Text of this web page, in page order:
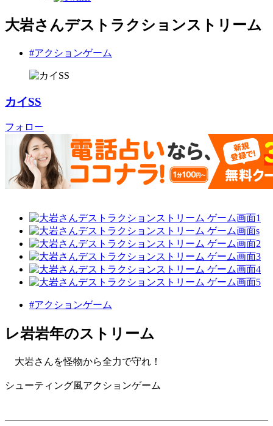
大岩さんデストラクションストリーム
#アクションゲーム
カイSS
フォロー
#アクションゲーム
レ岩岩年のストリーム
大岩さんを怪物から全力で守れ！
シューティング風アクションゲーム
―――――――――――――――――――――――――――